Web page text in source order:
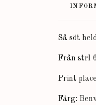
Så söt
Från strl
Print
Färg: